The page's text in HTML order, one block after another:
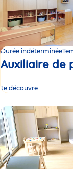
Durée indéterminée
Auxiliaire de
Je découvre